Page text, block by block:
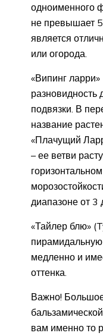
одноименного
не превышает
является
или огорода.
«Випинг
разновидность
подвязки. В
название
«Плачущий
– ее ветви
диапазоне от 3
«Тайлер блю»
медленно и
оттенка.
Важно!
вам именно то